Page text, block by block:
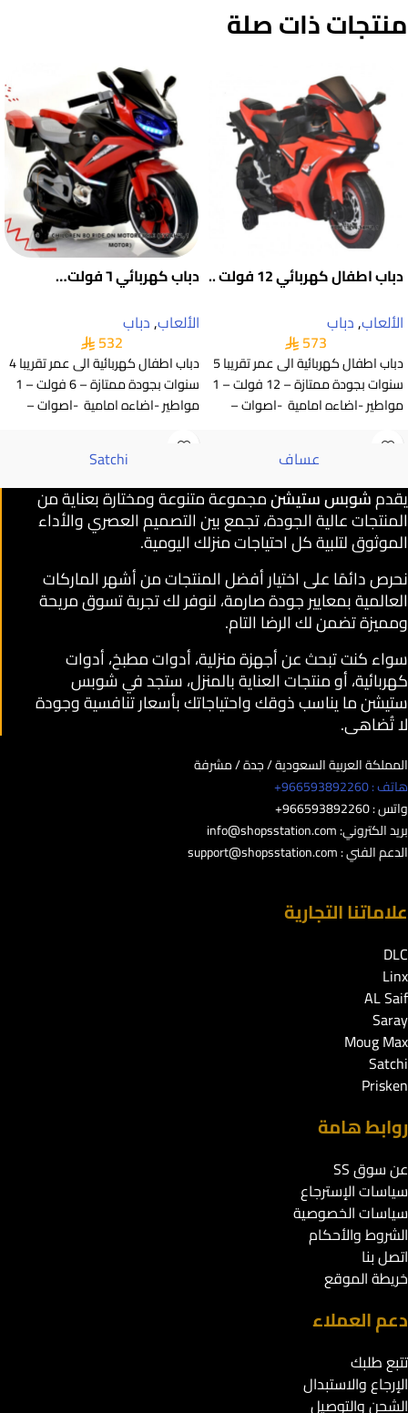
منتجات ذات صلة
دباب اطفال كهربائي 12 فولت ..
الألعاب,دباب
573
دباب اطفال كهربائية الى عمر تقريبا 5
سنوات بجودة ممتازة – 12 فولت – 1
مواطير -اضاءه امامية -اصوات –
دباب كهربائي ٦ فولت…
الألعاب,دباب
532
دباب اطفال كهربائية الى عمر تقريبا 4
سنوات بجودة ممتازة – 6 فولت – 1
مواطير -اضاءه امامية -اصوات –
عساف Satchi
يقدمشوبس ستيشنمجموعة متنوعة ومختارة بعناية من
المنتجات عالية الجودة، تجمع بين التصميم العصري والأداء
الموثوق لتلبية كل احتياجات منزلك اليومية.
نحرص دائمًا على اختيار أفضل المنتجات من أشهر الماركات
العالمية بمعايير جودة صارمة، لنوفر لك تجربة تسوق مريحة
ومميزة تضمن لك الرضا التام.
سواء كنت تبحث عن أجهزة منزلية، أدوات مطبخ، أدوات
كهربائية، أو منتجات العناية بالمنزل، ستجد في شوبس
ستيشن ما يناسب ذوقك واحتياجاتك بأسعار تنافسية وجودة
لا تُضاهى.
المملكة العربية السعودية / جدة / مشرفة
هاتف : 966593892260+
واتس : 966593892260+
بريد الكتروني:info@shopsstation.com
الدعم الفني :support@shopsstation.com
علاماتنا التجارية
DLC
Linx
AL Saif
Saray
Moug Max
Satchi
Prisken
روابط هامة
عن سوق SS
سياسات الإسترجاع
سياسات الخصوصية
الشروط والأحكام
اتصل بنا
خريطة الموقع
دعم العملاء
تتبع طلبك
الإرجاع والاستبدال
الشحن والتوصيل